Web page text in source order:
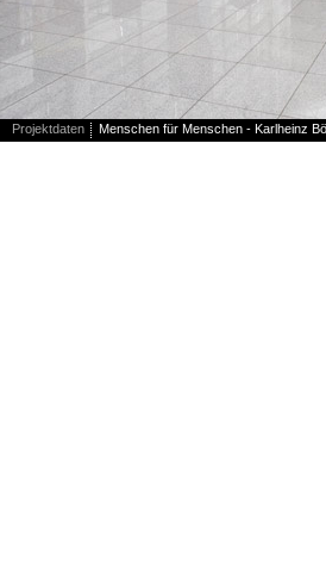
Projektdaten Menschen für Menschen - Karlheinz